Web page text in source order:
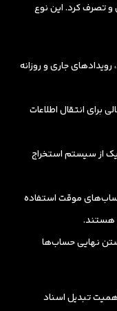
و تصرف کرد. این نوع
رویدادهای جاری و روزانه
برای انتقال اطلاعات
از سیستم استخراج
موقت استفاده
هستند.
نهایی حساب‌ها
تبدیل اسناد